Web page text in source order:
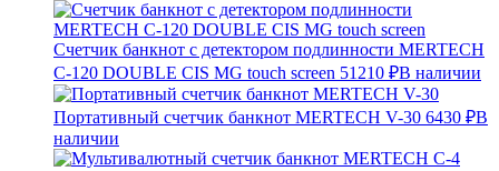
Счетчик банкнот с детектором подлинности MERTECH
C-120 DOUBLE CIS MG touch screen 51210 ₽В наличии
Портативный счетчик банкнот MERTECH V-30 6430 ₽В
наличии